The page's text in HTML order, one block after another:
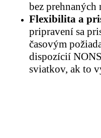
bez prehnaných
Flexibilita a
pripravení sa
časovým
dispozícií
sviatkov, ak to